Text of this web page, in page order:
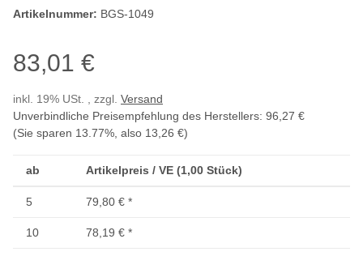
Artikelnummer: BGS-1049
83,01 €
inkl. 19% USt. , zzgl. Versand
Unverbindliche Preisempfehlung des Herstellers: 96,27 €
(Sie sparen 13.77% , also 13,26 €)
ab Artikelpreis / VE (1,00 Stück)
5 79,80 € *
10 78,19 € *